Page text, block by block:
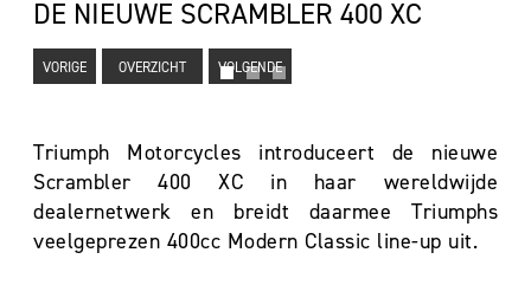
DE NIEUWE SCRAMBLER 400 XC
VORIGE OVERZICHT VOLGENDE
Triumph Motorcycles introduceert de nieuwe
Scrambler 400 XC in haar wereldwijde
dealernetwerk en breidt daarmee Triumphs
veelgeprezen 400cc Modern Classic line-up uit.